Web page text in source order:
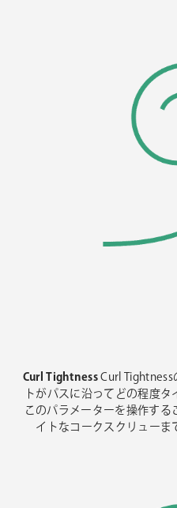
Curl TightnessCurl
トがパスに沿ってどの程度タ
このパラメーターを操作す
イトなコークスクリューま